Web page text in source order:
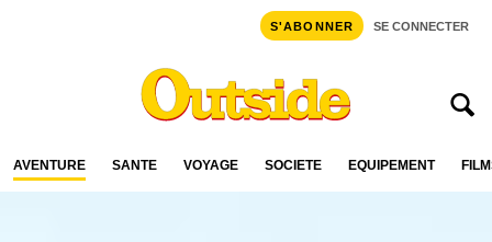
S'ABONNER SE CONNECTER
AVENTURE SANTÉ VOYAGE SOCIÉTÉ ÉQUIPEMENT